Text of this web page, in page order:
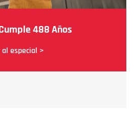
488 Años
al especial >